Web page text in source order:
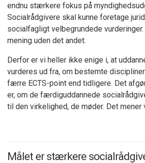
endnu stærkere fokus på
Socialrådgivere skal kunne foretage
socialfagligt velbegrundede
mening uden det andet.
Derfor er vi heller ikke enige i, at
vurderes ud fra, om bestemte
færre ECTS-point end tidligere. Det
er, om de færdiguddannede
til den virkelighed, de møder. Det mener
Målet er stærkere